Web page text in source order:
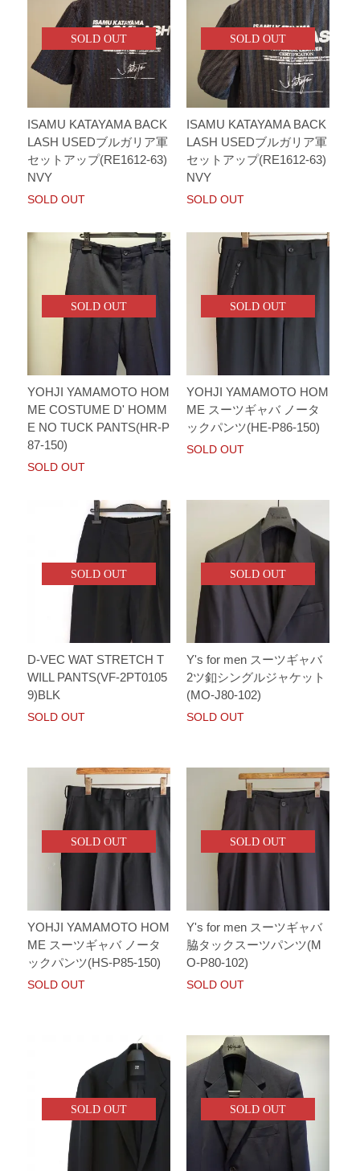
SOLD OUT
ISAMU KATAYAMA BACK
LASH USEDブルガリア軍
セットアップ(RE1612-63)
NVY
SOLD OUT
SOLD OUT
ISAMU KATAYAMA BACK
LASH USEDブルガリア軍
セットアップ(RE1612-63)
NVY
SOLD OUT
SOLD OUT
YOHJI YAMAMOTO HOM
ME COSTUME D' HOMM
E NO TUCK PANTS(HR-P
87-150)
SOLD OUT
SOLD OUT
YOHJI YAMAMOTO HOM
ME スーツギャバ ノータ
ックパンツ(HE-P86-150)
SOLD OUT
SOLD OUT
D-VEC WAT STRETCH T
WILL PANTS(VF-2PT0105
9)BLK
SOLD OUT
SOLD OUT
Y's for men スーツギャバ
2ツ釦シングルジャケット
(MO-J80-102)
SOLD OUT
SOLD OUT
YOHJI YAMAMOTO HOM
ME スーツギャバ ノータ
ックパンツ(HS-P85-150)
SOLD OUT
SOLD OUT
Y's for men スーツギャバ
脇タックスーツパンツ(M
O-P80-102)
SOLD OUT
SOLD OUT SOLD OUT